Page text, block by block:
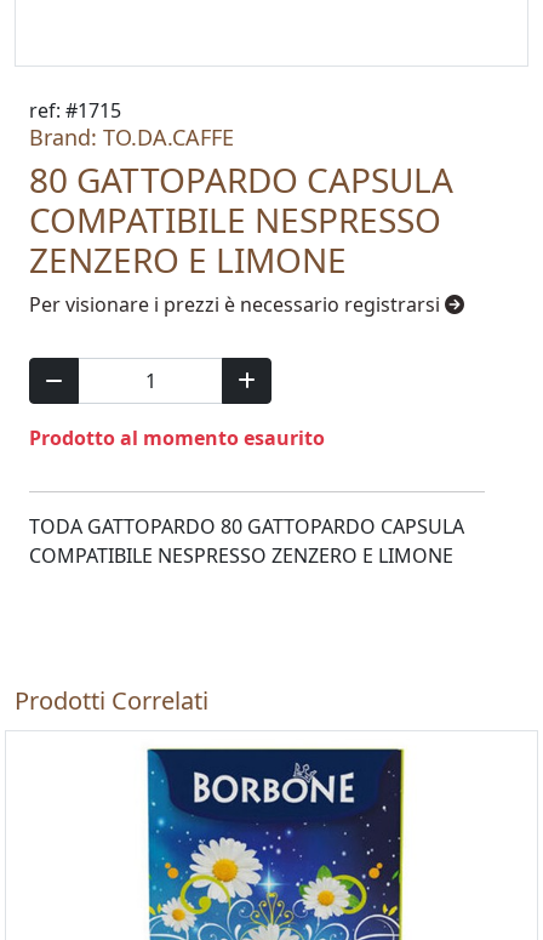
ref: #1715
Brand: TO.DA.CAFFE
80 GATTOPARDO CAPSULA
COMPATIBILE NESPRESSO
ZENZERO E LIMONE
Per visionare i prezzi è necessario registrarsi
Prodotto al momento esaurito
TODA GATTOPARDO 80 GATTOPARDO CAPSULA
COMPATIBILE NESPRESSO ZENZERO E LIMONE
Prodotti Correlati